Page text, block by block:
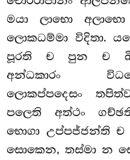
මයා ලාභො
ලොකධම්මා විදිතා.
පූරති ච පුන ච
අන්ධකාරං
ලොකප්පදෙසං
පලෙති අත්ථං
භොගා උප්පජ්ජන්ති
සොකෙන, තස්මා න